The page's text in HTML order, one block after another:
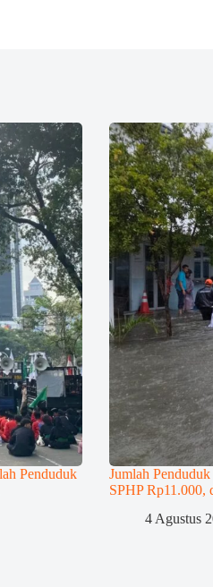
Penduduk
Jumlah
SPHP Rp11.000,
4 Agustus